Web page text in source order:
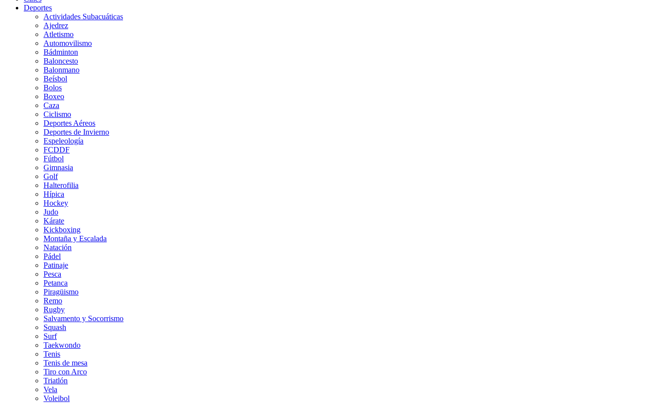
Deportes
Actividades Subacuáticas
Ajedrez
Atletismo
Automovilismo
Bádminton
Baloncesto
Balonmano
Beísbol
Bolos
Boxeo
Caza
Ciclismo
Deportes Aéreos
Deportes de Invierno
Espeleología
FCDDF
Fútbol
Gimnasia
Golf
Halterofilia
Hípica
Hockey
Judo
Kárate
Kickboxing
Montaña y Escalada
Natación
Pádel
Patinaje
Pesca
Petanca
Piragüismo
Remo
Rugby
Salvamento y Socorrismo
Squash
Surf
Taekwondo
Tenis
Tenis de mesa
Tiro con Arco
Triatlón
Vela
Voleibol